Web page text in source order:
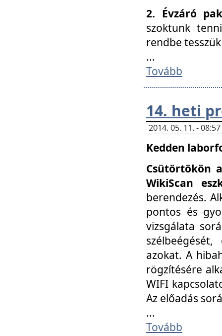
2. Évzáró
szoktunk
rendbe
...
Tovább
14. heti
2014. 05. 11. -
Kedden
Csütörtökön
WikiScan
berendezés.
pontos és
vizsgálata
azokat. A
rögzítésére
WIFI
Az előadás
...
Tovább